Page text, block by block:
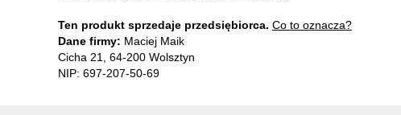
Ten produkt sprzedaje przedsiębiorca. Co to oznacza?
Dane firmy: Maciej Maik
Cicha 21, 64-200 Wolsztyn
NIP: 697-207-50-69